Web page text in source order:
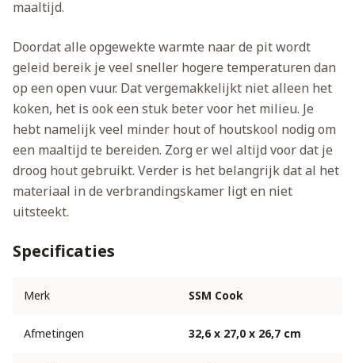
maaltijd.
Doordat alle opgewekte warmte naar de pit wordt
geleid bereik je veel sneller hogere temperaturen dan
op een open vuur. Dat vergemakkelijkt niet alleen het
koken, het is ook een stuk beter voor het milieu. Je
hebt namelijk veel minder hout of houtskool nodig om
een maaltijd te bereiden. Zorg er wel altijd voor dat je
droog hout gebruikt. Verder is het belangrijk dat al het
materiaal in de verbrandingskamer ligt en niet
uitsteekt.
Specificaties
Merk SSM Cook
Afmetingen 32,6 x 27,0 x 26,7 cm